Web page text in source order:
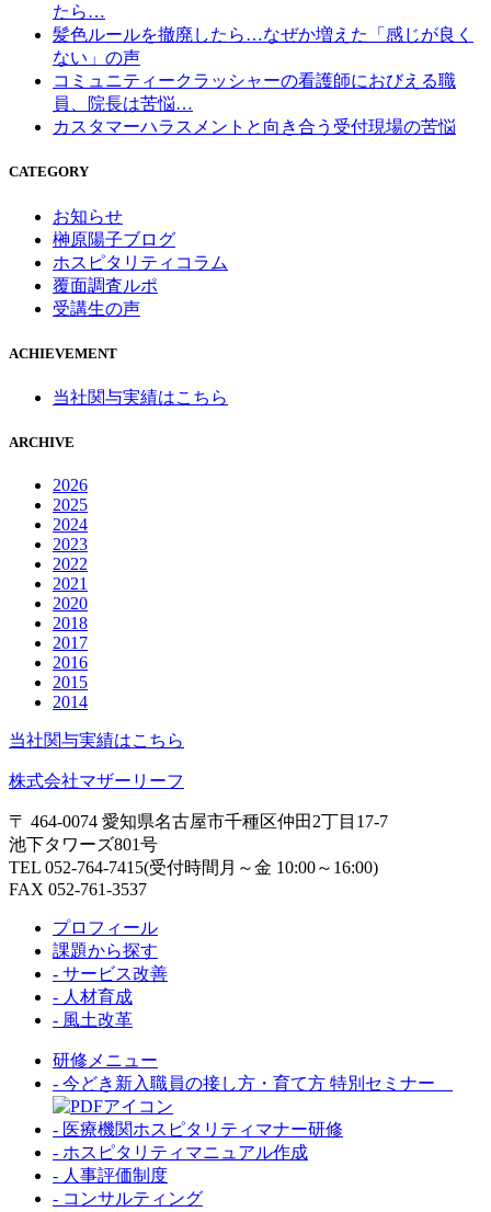
たら…
髪色ルールを撤廃したら…なぜか増えた「感じが良く
ない」の声
コミュニティークラッシャーの看護師におびえる職
員、院長は苦悩…
カスタマーハラスメントと向き合う受付現場の苦悩
CATEGORY
お知らせ
榊原陽子ブログ
ホスピタリティコラム
覆面調査ルポ
受講生の声
ACHIEVEMENT
当社関与実績はこちら
ARCHIVE
2026
2025
2024
2023
2022
2021
2020
2018
2017
2016
2015
2014
当社関与実績はこちら
株式会社マザーリーフ
〒 464-0074 愛知県名古屋市千種区仲田2丁目17-7
池下タワーズ801号
TEL 052-764-7415(受付時間月～金 10:00～16:00)
FAX 052-761-3537
プロフィール
課題から探す
- サービス改善
- 人材育成
- 風土改革
研修メニュー
- 今どき新入職員の接し方・育て方 特別セミナー
- 医療機関ホスピタリティマナー研修
- ホスピタリティマニュアル作成
- 人事評価制度
- コンサルティング